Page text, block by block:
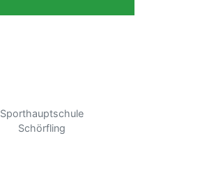
Sporthauptschule
Schörfling